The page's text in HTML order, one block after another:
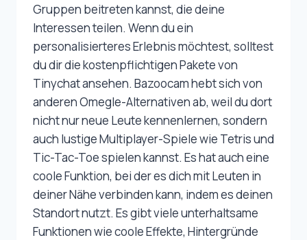
Gruppen beitreten kannst, die deine
Interessen teilen. Wenn du ein
personalisierteres Erlebnis möchtest, solltest
du dir die kostenpflichtigen Pakete von
Tinychat ansehen. Bazoocam hebt sich von
anderen Omegle-Alternativen ab, weil du dort
nicht nur neue Leute kennenlernen, sondern
auch lustige Multiplayer-Spiele wie Tetris und
Tic-Tac-Toe spielen kannst. Es hat auch eine
coole Funktion, bei der es dich mit Leuten in
deiner Nähe verbinden kann, indem es deinen
Standort nutzt. Es gibt viele unterhaltsame
Funktionen wie coole Effekte, Hintergründe